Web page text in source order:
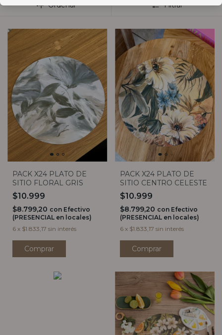
Ordenar Filtrar
PACK X24 PLATO DE
SITIO FLORAL GRIS
$10.999
$8.799,20 con Efectivo
(PRESENCIAL en locales)
6 x $1.833,17 sin interés
PACK X24 PLATO DE
SITIO CENTRO CELESTE
$10.999
$8.799,20 con Efectivo
(PRESENCIAL en locales)
6 x $1.833,17 sin interés